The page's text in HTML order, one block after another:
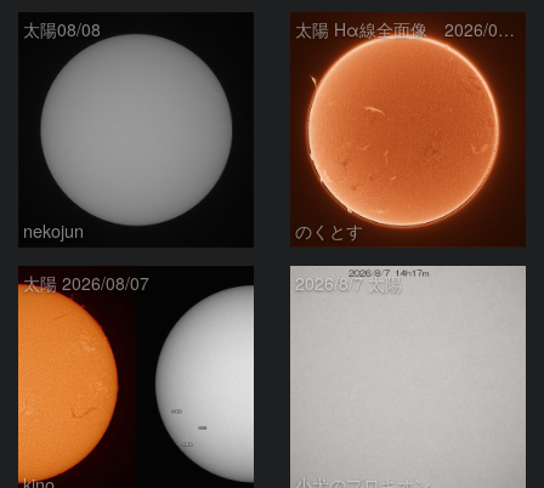
太陽08/08
nekojun
太陽 Hα線全面像 2026/08/08
のくとす
太陽 2026/08/07 2026/8/7 太陽